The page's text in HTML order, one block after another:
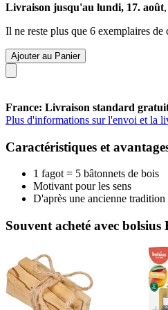
Livraison jusqu'au lundi, 17. août
Il ne reste plus que 6 exemplaires
Ajouter au Panier
France: Livraison standard
Plus d'informations sur l'envoi et la
Caractéristiques et
1 fagot = 5 bâtonnets de bois
Motivant pour les sens
D'après une ancienne tradition
Souvent acheté avec